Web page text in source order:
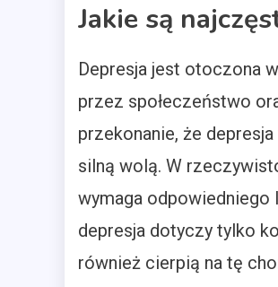
Jakie są
Depresja jest otoczona
przez społeczeństwo
przekonanie, że
silną wolą. W
wymaga odpowiedniego
depresja dotyczy tylko
również cierpią na tę